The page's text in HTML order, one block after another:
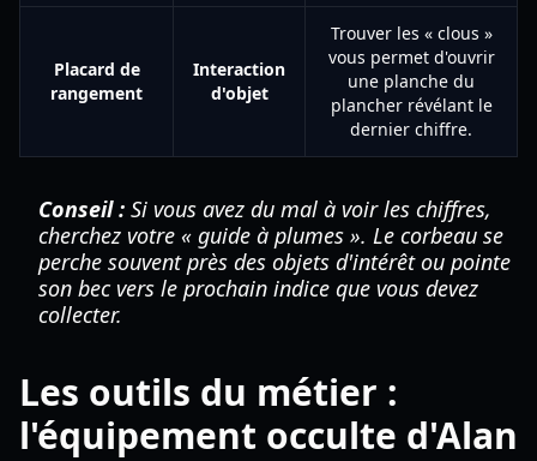
Placard de
rangement
Interaction
d'objet
Trouver les « clous »
vous permet d'ouvrir
une planche du
plancher révélant le
dernier chiffre.
Conseil : Si vous avez du mal à voir les chiffres,
cherchez votre « guide à plumes ». Le corbeau se
perche souvent près des objets d'intérêt ou pointe
son bec vers le prochain indice que vous devez
collecter.
Les outils du métier :
l'équipement occulte d'Alan